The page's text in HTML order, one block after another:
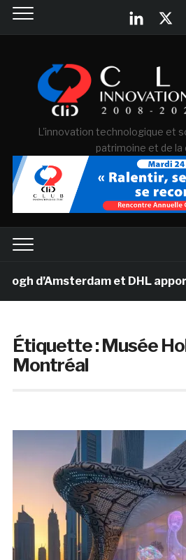
L'innovation technologique et
patrimoine et de la
d’Amsterdam et DHL
Étiquette :Musée
Montréal